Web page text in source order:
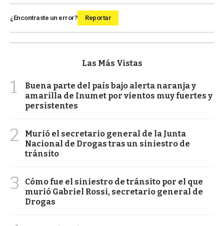
¿Encontraste un error? Reportar
Las Más Vistas
1
Buena parte del país bajo alerta naranja y
amarilla de Inumet por vientos muy fuertes y
persistentes
2
Murió el secretario general de la Junta
Nacional de Drogas tras un siniestro de
tránsito
3
Cómo fue el siniestro de tránsito por el que
murió Gabriel Rossi, secretario general de
Drogas